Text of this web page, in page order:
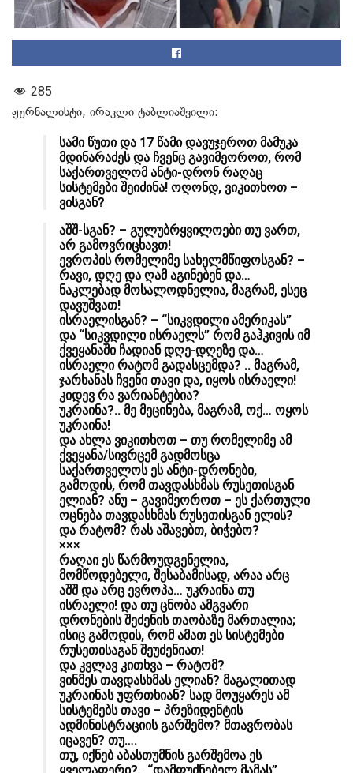
285
ჟურნალისტი, ირაკლი ტაბლიაშვილი:
სამი წუთი და 17 წამი დავუჯეროთ მამუკა
მდინარაძეს და ჩვენც გავიმეოროთ, რომ
საქართველომ ანტი-დრონ რაღაც
სისტემები შეიძინა! ოღონდ, ვიკითხოთ –
ვისგან?
აშშ-სგან? – გულუბრყვილოები თუ ვართ,
არ გამოვრიცხავთ!
ევროპის რომელიმე სახელმწიფოსგან? –
რავი, დღე და ღამ აგინებენ და…
ნაკლებად მოსალოდნელია, მაგრამ, ესეც
დავუშვათ!
ისრაელისგან? – “სიკვდილი ამერიკას”
და “სიკვდილი ისრაელს” რომ გაჰკივის იმ
ქვეყანაში ჩადიან დღე-დღეზე და…
ისრაელი რატომ გადასცემდა? .. მაგრამ,
ჯარხანას ჩვენი თავი და, იყოს ისრაელი!
კიდევ რა ვარიანტებია?
უკრაინა?.. მე მეცინება, მაგრამ, ოქ… ოყოს
უკრაინა!
და ახლა ვიკითხოთ – თუ რომელიმე ამ
ქვეყანა/სივრცემ გადმოსცა
საქართველოს ეს ანტი-დრონები,
გამოდის, რომ თავდასხმას რუსეთისგან
ელიან? ანუ – გავიმეოროთ – ეს ქართული
ოცნება თავდასხმას რუსეთისგან ელის?
და რატომ? რას აშავებთ, ბიჭებო?
×××
რაღაი ეს წარმოუდგენელია,
მომწოდებელი, შესაბამისად, არაა არც
აშშ და არც ევროპა… უკრაინა თუ
ისრაელი! და თუ ცნობა ამგვარი
დრონების შეძენის თაობაზე მართალია;
ისიც გამოდის, რომ ამათ ეს სისტემები
რუსეთისაგან შეუძენიათ!
და კვლავ კითხვა – რატომ?
ვინმეს თავდასხმას ელიან? მაგალითად
უკრაინას უფრთხიან? სად მოუყარეს ამ
სისტემებს თავი – პრეზიდენტის
ადმინისტრაციის გარშემო? მთავრობას
იცავენ? თუ….
თუ, იქნებ აბასთუმნის გარშემოა ეს